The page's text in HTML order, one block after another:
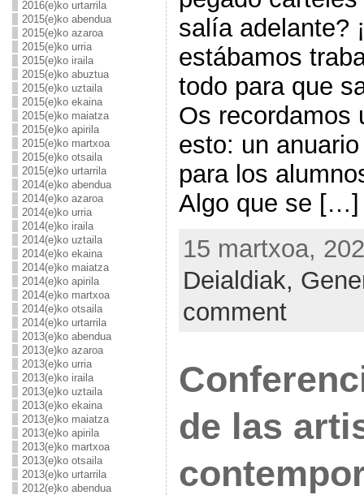
2016(e)ko urtarrila
2015(e)ko abendua
2015(e)ko azaroa
2015(e)ko urria
2015(e)ko iraila
2015(e)ko abuztua
2015(e)ko uztaila
2015(e)ko ekaina
2015(e)ko maiatza
2015(e)ko apirila
2015(e)ko martxoa
2015(e)ko otsaila
2015(e)ko urtarrila
2014(e)ko abendua
2014(e)ko azaroa
2014(e)ko urria
2014(e)ko iraila
2014(e)ko uztaila
2014(e)ko ekaina
2014(e)ko maiatza
2014(e)ko apirila
2014(e)ko martxoa
2014(e)ko otsaila
2014(e)ko urtarrila
2013(e)ko abendua
2013(e)ko azaroa
2013(e)ko urria
2013(e)ko iraila
2013(e)ko uztaila
2013(e)ko ekaina
2013(e)ko maiatza
2013(e)ko apirila
2013(e)ko martxoa
2013(e)ko otsaila
2013(e)ko urtarrila
2012(e)ko abendua
salía adelante?
estábamos
todo para que
Os recordamos
esto: un
para los
Algo que se […]
15 martxoa,
Deialdiak,
comment
de las